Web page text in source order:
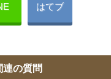
はてブ
連の質問